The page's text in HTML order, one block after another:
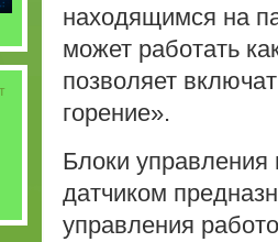
находящимся на
может работать
позволяет
горение».
Блоки
датчиком
управления